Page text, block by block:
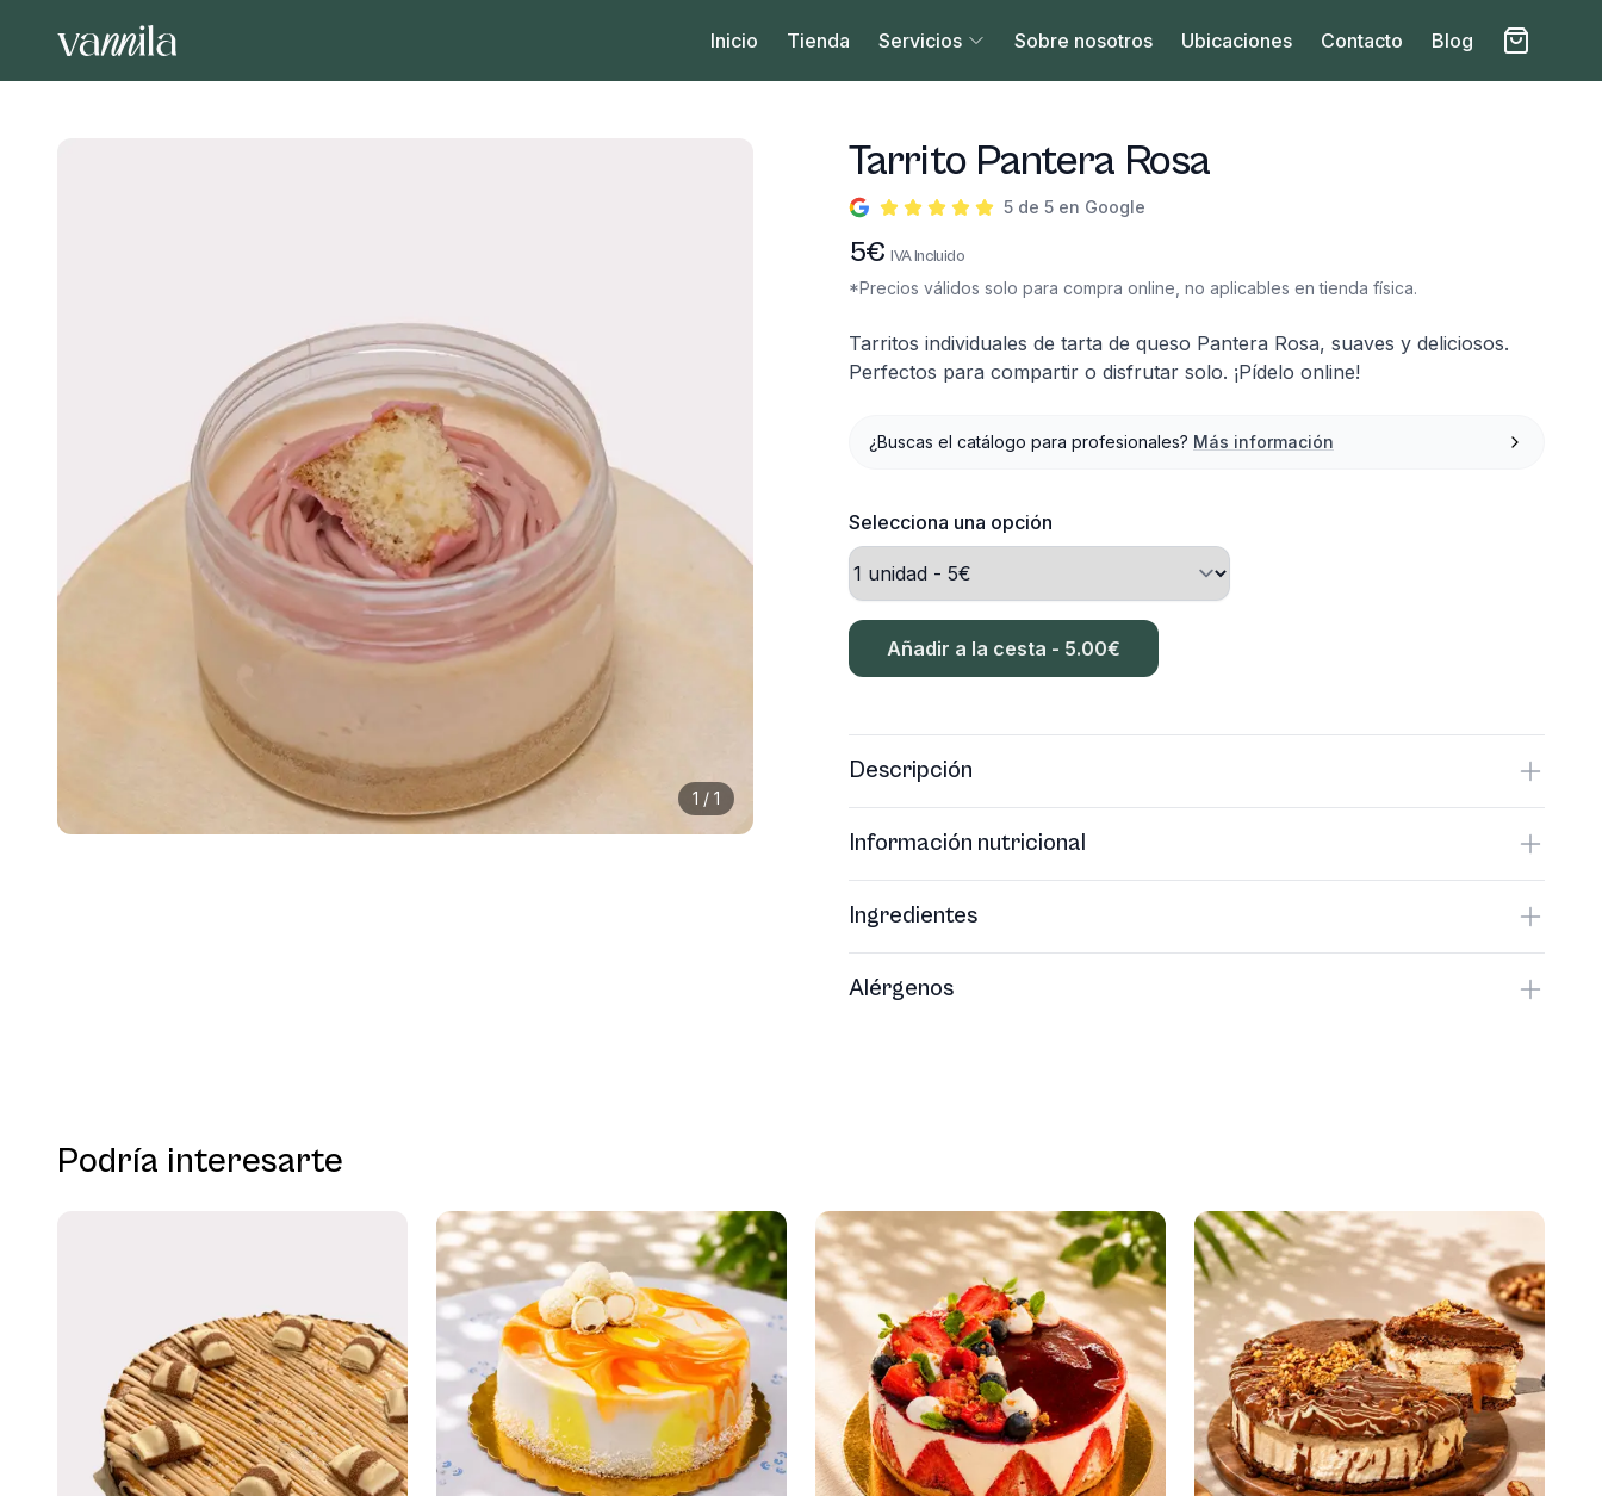
Inicio Tienda Servicios Sobre nosotros Ubicaciones Contacto Blog
1 / 1
Tarrito Pantera Rosa
5 de 5 en Google
Información del producto
5€IVA Incluido
*Precios válidos solo para compra online, no aplicables en tienda física.
Descripción
Tarritos individuales de tarta de queso Pantera Rosa, suaves y deliciosos.
Perfectos para compartir o disfrutar solo. ¡Pídelo online!
¿Buscas el catálogo para profesionales? Más información
Selecciona una opción
Añadir a la cesta - 5.00€
Descripción
Información nutricional
Ingredientes
Alérgenos
Podría interesarte